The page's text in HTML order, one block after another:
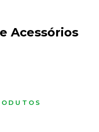
Acessórios